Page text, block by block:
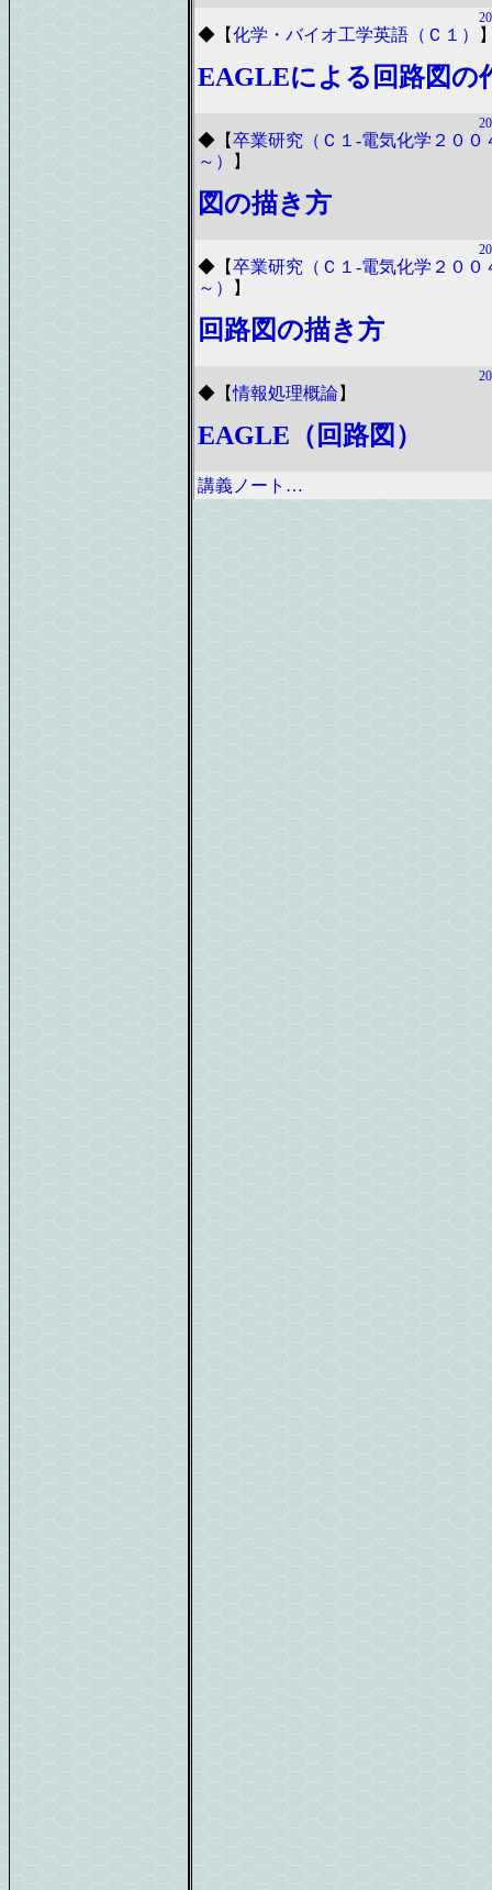
◆ 【化学・バイオ工学英語（Ｃ１）
EAGLEによる回路図の
◆ 【卒業研究（Ｃ１-電気化学２００
～）
】
図の描き方
◆ 【卒業研究（Ｃ１-電気化学２００
～）
】
回路図の描き方
◆ 【情報処理概論】
EAGLE（回路図）
講義ノート…